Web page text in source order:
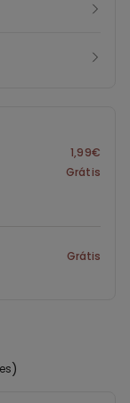
1,99€
Grátis
Grátis